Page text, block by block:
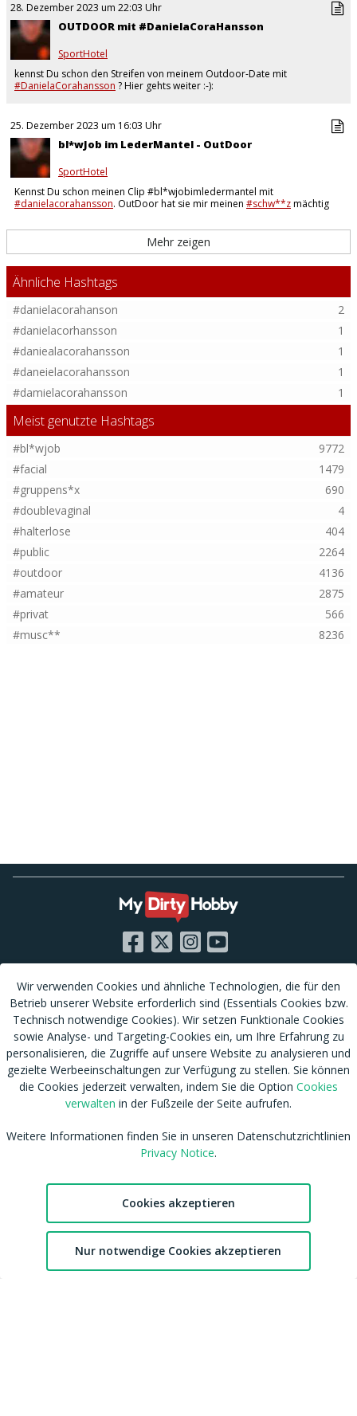
Favoriten
28. Dezember 2023 um 22:03 Uhr
OUTDOOR mit #DanielaCoraHansson
SportHotel
kennst Du schon den Streifen von meinem Outdoor-Date mit
#DanielaCorahansson ? Hier gehts weiter :-):
25. Dezember 2023 um 16:03 Uhr
bl*wJob im LederMantel - OutDoor
SportHotel
Kennst Du schon meinen Clip #bl*wjobimledermantel mit
#danielacorahansson. OutDoor hat sie mir meinen #schw**zmächtig
Mehr zeigen
Ähnliche Hashtags
#danielacorahanson
2
#danielacorhansson
1
#daniealacorahansson
1
#daneielacorahansson
1
#damielacorahansson
1
Meist genutzte Hashtags
#bl*wjob
9772
#facial
1479
#gruppens*x
690
#doublevaginal
4
#halterlose
404
#public
2264
#outdoor
4136
#amateur
2875
#privat
566
#musc**
8236
RSS
Tags
Shop
Amateur werden
Sitemap
Download MDH Chat App
Entfernung von Inhalten
Nutzungsbedingungen
Datenschutzhinweis
Cookies verwalten
CSAM Policy
NCC Policy
EU DSA
Leitlinien zu unserem Empfehlungssystem
Accessibility
Australian eSafety
Affiliates
Feedback
cdnsmallfile.mydirtyhobby.com © Copyright 2026 Aylo Social Ltd |
Trademarks Licensing IP International S.à.r.l.
Wir verwenden Cookies und ähnliche Technologien, die für den
Betrieb unserer Website erforderlich sind (Essentials Cookies bzw.
Technisch notwendige Cookies). Wir setzen Funktionale Cookies
sowie Analyse- und Targeting-Cookies ein, um Ihre Erfahrung zu
personalisieren, die Zugriffe auf unsere Website zu analysieren und
gezielte Werbeeinschaltungen zur Verfügung zu stellen. Sie können
die Cookies jederzeit verwalten, indem Sie die Option Cookies
verwalten in der Fußzeile der Seite aufrufen.
Weitere Informationen finden Sie in unseren Datenschutzrichtlinien
Privacy Notice.
Cookies akzeptieren
Nur notwendige Cookies akzeptieren